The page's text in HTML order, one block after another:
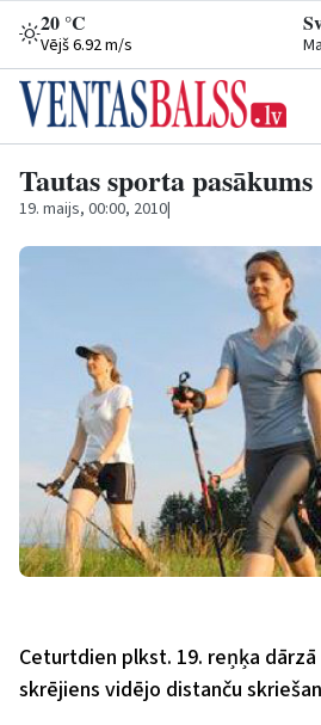
20 °C
Vējš 6.92 m/s
Tautas sporta pasākums
19. maijs, 00:00, 2010|
Ceturtdien plkst. 19. reņķa dārzā
skrējiens vidējo distanču